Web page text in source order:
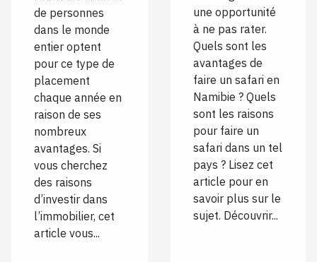
de personnes
dans le monde
entier optent
pour ce type de
placement
chaque année en
raison de ses
nombreux
avantages. Si
vous cherchez
des raisons
d’investir dans
l’immobilier, cet
article vous...
une opportunité
à ne pas rater.
Quels sont les
avantages de
faire un safari en
Namibie ? Quels
sont les raisons
pour faire un
safari dans un tel
pays ? Lisez cet
article pour en
savoir plus sur le
sujet. Découvrir...